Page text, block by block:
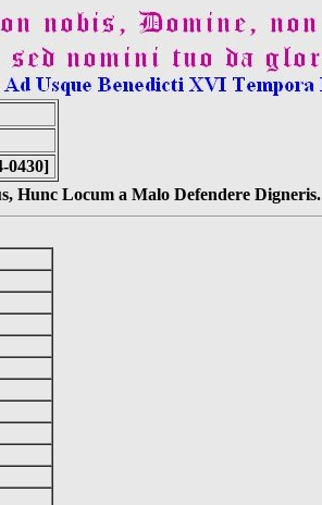
0430]
Hunc Locum a Malo Defendere Digneris.